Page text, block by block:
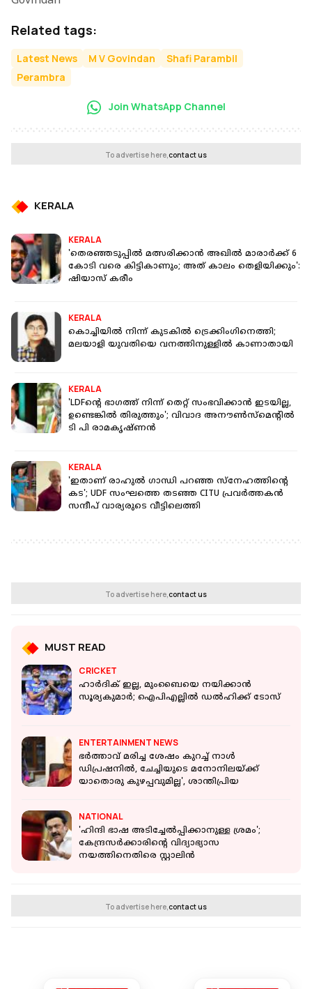
Related tags:
Latest News M V Govindan
Shafi Parambil
Perambra
Join WhatsApp Channel
To advertise here,contact us
KERALA
KERALA
'തെരഞ്ഞടുപ്പിൽ മത്സരിക്കാൻ അഖിൽ മാരാർക്ക് 6
കോടി വരെ കിട്ടികാണും; അത് കാലം തെളിയിക്കും':
ഷിയാസ് കരീം
KERALA
കൊച്ചിയില്‍ നിന്ന് കുടകില്‍ ട്രെക്കിംഗിനെത്തി;
മലയാളി യുവതിയെ വനത്തിനുള്ളില്‍ കാണാതായി
KERALA
'LDFന്റെ ഭാഗത്ത് നിന്ന് തെറ്റ് സംഭവിക്കാൻ ഇടയില്ല,
ഉണ്ടെങ്കിൽ തിരുത്തും'; വിവാദ അനൗൺസ്‌മെന്റിൽ
ടി പി രാമകൃഷ്ണൻ
KERALA
'ഇതാണ് രാഹുൽ ഗാന്ധി പറഞ്ഞ സ്‌നേഹത്തിന്റെ
കട'; UDF സംഘത്തെ തടഞ്ഞ CITU പ്രവർത്തകൻ
സന്ദീപ് വാര്യരുടെ വീട്ടിലെത്തി
To advertise here,contact us
MUST READ
CRICKET
ഹാർ‌ദിക് ഇല്ല, മുംബൈയെ നയിക്കാൻ
സൂര്യകുമാർ; ഐപിഎല്ലിൽ ഡൽഹിക്ക് ടോസ്
ENTERTAINMENT NEWS
ഭർത്താവ് മരിച്ച ശേഷം കുറച്ച് നാൾ
ഡിപ്രഷനിൽ, ചേച്ചിയുടെ മനോനിലയ്ക്ക്
യാതൊരു കുഴപ്പവുമില്ല', ശാന്തിപ്രിയ
NATIONAL
'ഹിന്ദി ഭാഷ അടിച്ചേൽപ്പിക്കാനുള്ള ശ്രമം';
കേന്ദ്രസർക്കാരിൻ്റെ വിദ്യാഭ്യാസ
നയത്തിനെതിരെ സ്റ്റാലിൻ
To advertise here,contact us